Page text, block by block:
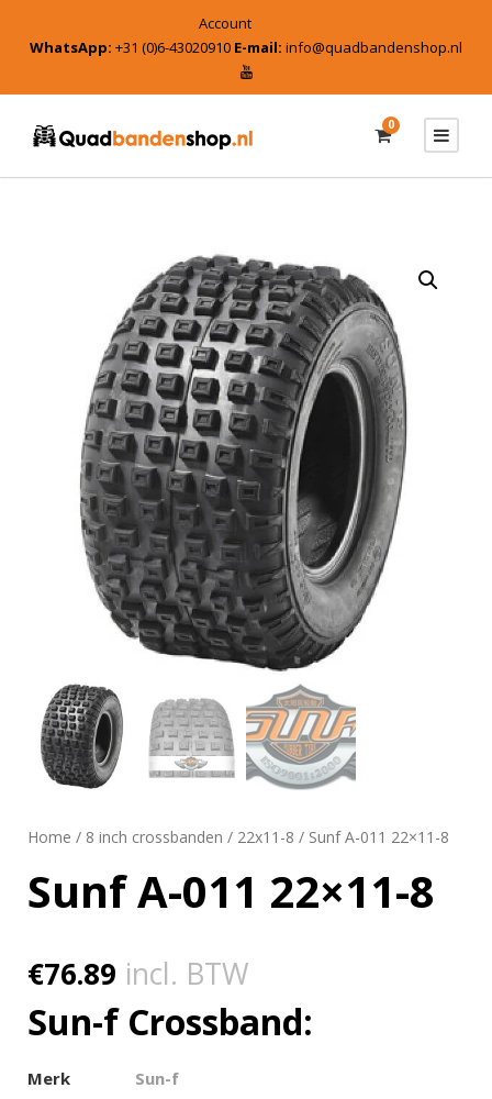
Account
WhatsApp: +31 (0)6-43020910 E-mail: info@quadbandenshop.nl
0
Home / 8 inch crossbanden / 22x11-8 / Sunf A-011 22×11-8
Sunf A-011 22×11-8
€76.89 incl. BTW
Sun-f Crossband:
Merk
Sun-f